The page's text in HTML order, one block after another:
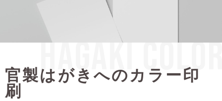
官製はがきへのカラー印
刷
HAGAKI